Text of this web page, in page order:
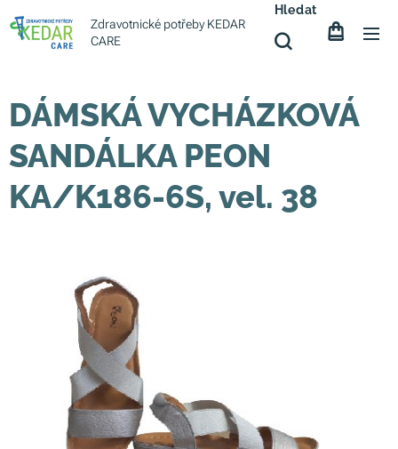
Zdravotnické potřeby KEDAR
CARE
Hledat
DÁMSKÁ VYCHÁZKOVÁ
SANDÁLKA PEON
KA/K186-6S, vel. 38